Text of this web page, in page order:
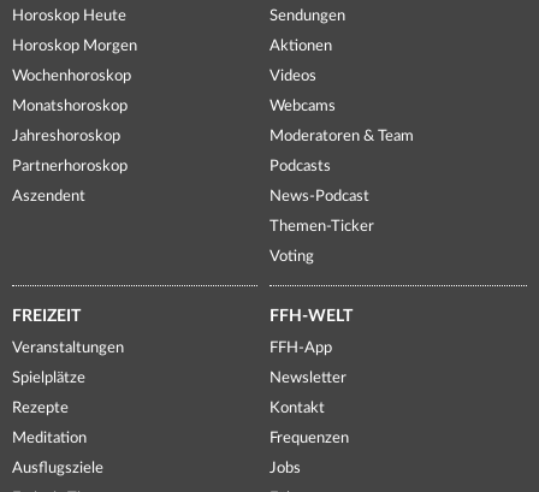
Horoskop Heute
Horoskop Morgen
Wochenhoroskop
Monatshoroskop
Jahreshoroskop
Partnerhoroskop
Aszendent
Sendungen
Aktionen
Videos
Webcams
Moderatoren & Team
Podcasts
News-Podcast
Themen-Ticker
Voting
FREIZEIT
Veranstaltungen
Spielplätze
Rezepte
Meditation
Ausflugsziele
FFH-WELT
FFH-App
Newsletter
Kontakt
Frequenzen
Jobs